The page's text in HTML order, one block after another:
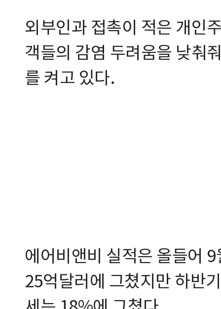
외부인과 접촉이 적은 개인
객들의 감염 두려움을 낮춰
를 켜고 있다.
에어비앤비 실적은 올들어
25억달러에 그쳤지만 하반